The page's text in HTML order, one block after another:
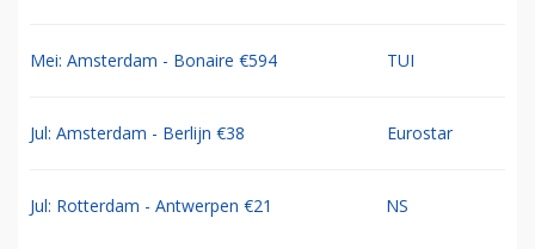
Mei: Amsterdam - Bonaire €594 TUI
Jul: Amsterdam - Berlijn €38 Eurostar
Jul: Rotterdam - Antwerpen €21 NS